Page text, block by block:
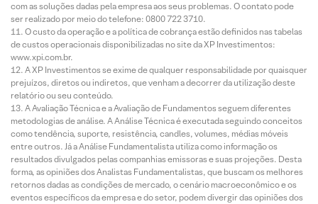
com as soluções dadas pela empresa aos seus problemas. O contato pode
ser realizado por meio do telefone: 0800 722 3710.
O custo da operação e a política de cobrança estão definidos nas tabelas
de custos operacionais disponibilizadas no site da XP Investimentos:
www.xpi.com.br.
A XP Investimentos se exime de qualquer responsabilidade por quaisquer
prejuízos, diretos ou indiretos, que venham a decorrer da utilização deste
relatório ou seu conteúdo.
A Avaliação Técnica e a Avaliação de Fundamentos seguem diferentes
metodologias de análise. A Análise Técnica é executada seguindo conceitos
como tendência, suporte, resistência, candles, volumes, médias móveis
entre outros. Já a Análise Fundamentalista utiliza como informação os
resultados divulgados pelas companhias emissoras e suas projeções. Desta
forma, as opiniões dos Analistas Fundamentalistas, que buscam os melhores
retornos dadas as condições de mercado, o cenário macroeconômico e os
eventos específicos da empresa e do setor, podem divergir das opiniões dos